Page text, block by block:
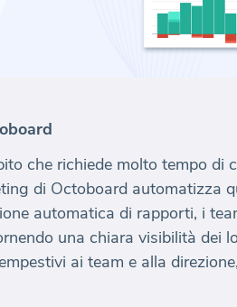
che richiede molto tempo di
di Octoboard automatizza
automatica di rapporti, i
una chiara visibilità dei
ai team e alla